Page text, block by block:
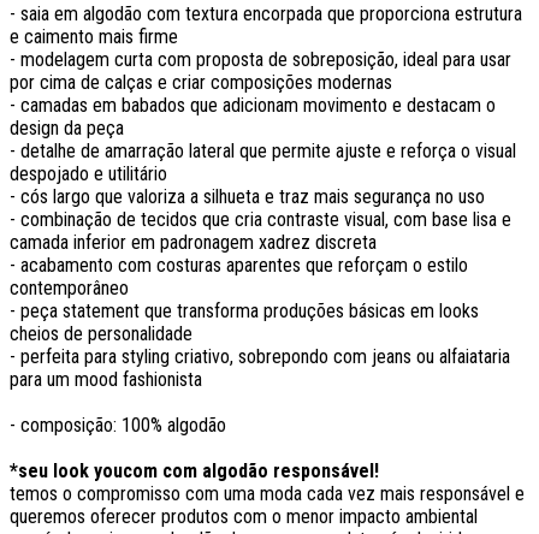
- saia em algodão com textura encorpada que proporciona estrutura
e caimento mais firme
- modelagem curta com proposta de sobreposição, ideal para usar
por cima de calças e criar composições modernas
- camadas em babados que adicionam movimento e destacam o
design da peça
- detalhe de amarração lateral que permite ajuste e reforça o visual
despojado e utilitário
- cós largo que valoriza a silhueta e traz mais segurança no uso
- combinação de tecidos que cria contraste visual, com base lisa e
camada inferior em padronagem xadrez discreta
- acabamento com costuras aparentes que reforçam o estilo
contemporâneo
- peça statement que transforma produções básicas em looks
cheios de personalidade
- perfeita para styling criativo, sobrepondo com jeans ou alfaiataria
para um mood fashionista
- composição: 100% algodão
*seu look youcom com algodão responsável!
temos o compromisso com uma moda cada vez mais responsável e
queremos oferecer produtos com o menor impacto ambiental